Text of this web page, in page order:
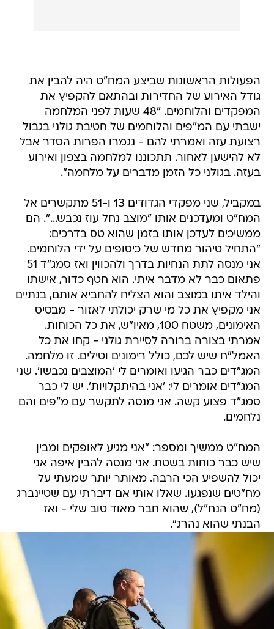
הפעולות הראשונות שביצע המח"ט היה להבין את
גודל האירוע של החדירות ובהתאם להקפיץ את
המפקדים והלוחמים. "48 שעות לפני המלחמה
ישבתי עם המ"פים והלוחמים של חטיבת גולני בגבול
רצועת עזה ואמרתי להם - נגמרו הפרות הסדר אבל
לא להישען לאחור. תתכוננו למלחמה בצפון ואירוע
בעזה. בגולני כל הזמן מדברים על מלחמה".
במקביל, שני מפקדי הגדודים 13 ו-51 מתקשרים אל
המח"ט ומעדכנים אותו "מוצב נחל עוז נכבש...". הם
ממשיכים לעדכן אותו בזמן שהוא טס בדרכים:
"התחיל טיהור מחדש של כיסופים על ידי הלוחמים.
אני מנסה לתת הנחיות בדרך ולהכווין ואז סמג"ד 51
פתאום כבר לא מדבר איתי. הוא חטף כדור, אישתו
והילד איתו במוצב והוא הצליח להחביא אותם, בנתיים
אני מקפיץ את כל מי שרק יכולתי לאזור - מבסיס
האימונים, משטח 100, מאיו"ש, את כל הכוחות.
אמרתי בצורה ברורה לסיירת גולני - קחו את כל
האמל"ח שיש לכם, כולל רימונים וטילים. זו מלחמה.
המג"דים כבר הגיעו ואומרים לי 'המוצבים נכבשו'. שני
המג"דים אומרים לי: 'אני בהיתקלויות'. יש לי כבר
סמג"ד פצוע קשה. אני מנסה לתקשר עם מ"פים והם
נלחמים.
המח"ט ממשיך ומספר: "אני מגיע לאופקים ומבין
שיש כבר כוחות בשטח. אני מנסה להבין איפה אני
יכול להשפיע הכי הרבה. מאותר יותר שמעתי על
מח"טים שנפגעו. שאלו אותי אם דיברתי עם שטיינברג
(מח"ט הנח"ל), שהוא חבר מאוד טוב שלי - ואז
הבנתי שהוא נהרג".